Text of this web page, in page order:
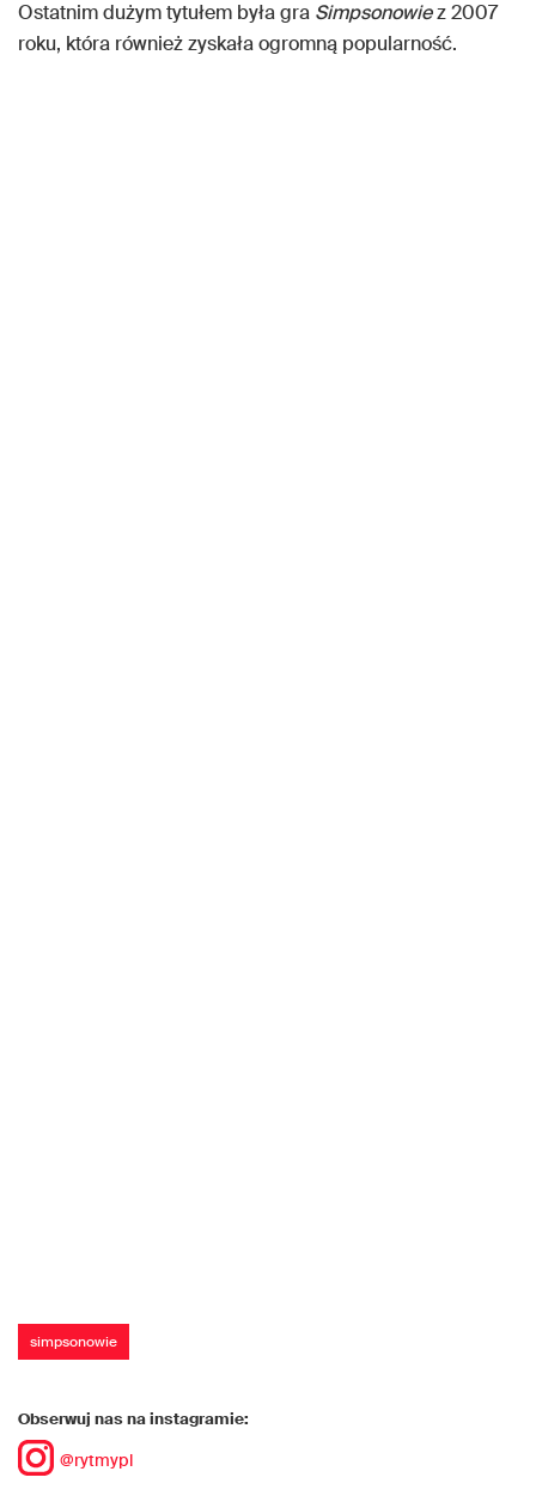
Ostatnim dużym tytułem była gra Simpsonowiez 2007
roku, która również zyskała ogromną popularność.
simpsonowie
Obserwuj nas na instagramie:
@rytmypl